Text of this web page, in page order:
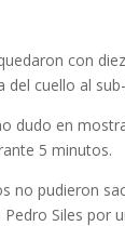
con
cuello al
dudo en
5 minutos.
no pudieron
Siles por